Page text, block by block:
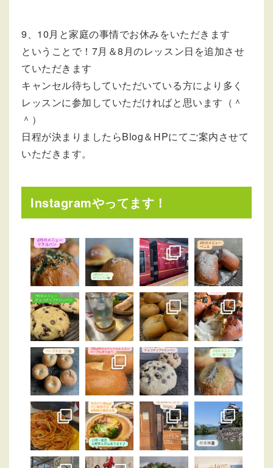
9、10月と家庭の事情でお休みをいただきます
ということで！7月＆8月のレッスン日を追加させ
ていただきます
キャンセル待ちしていただいている方により多く
レッスンに参加していただければと思います（＾
＾）
日程が決まりましたらBlog＆HPにてご案内させて
いただきます。
Instagramやってます！